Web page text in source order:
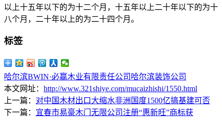
以上十五年以下的为十二个月，十五年以上二十年以下的为十
八个月，二十年以上的为二十四个月。
标签
哈尔滨BWIN·必赢木业有限责任公司 哈尔滨装饰公司
本文网址： http://www.321shiye.com/mucaizhishi/1550.html
上一篇： 对中国木材出口大缩水非洲国度1500亿搞基建可否
下一篇： 宜春市易豪木门无限公司注册“惠新旺”商标获